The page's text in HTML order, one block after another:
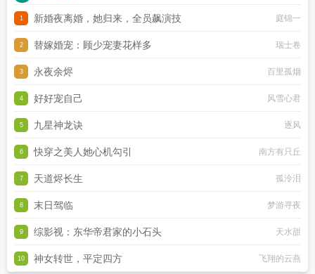
1 新婚夜离婚，她归来，全员飙演技 庭锦一
2 替嫁婚宠：顾少宠妻花样多 瑞士卷
3 永夜余烬 百里孤烟
4 好好宠自己 风雪心君
5 九星神龙诀 逐风
6 快穿之美人她心机勾引 南方有只丘
7 天道烬长生 孤泠泪
8 末日驾临 梦游寻夜
9 综影视：东华帝君家的小石头 天水甜
10 神女转世，平定四方 飞翔的云燕